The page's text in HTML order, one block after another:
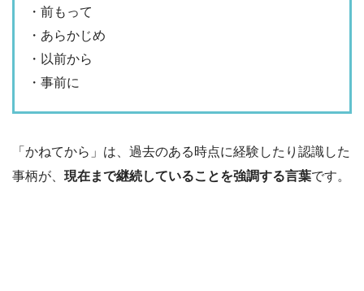
・前もって
・あらかじめ
・以前から
・事前に
「かねてから」は、過去のある時点に経験したり認識した
事柄が、 現在まで継続していることを強調する言葉です。